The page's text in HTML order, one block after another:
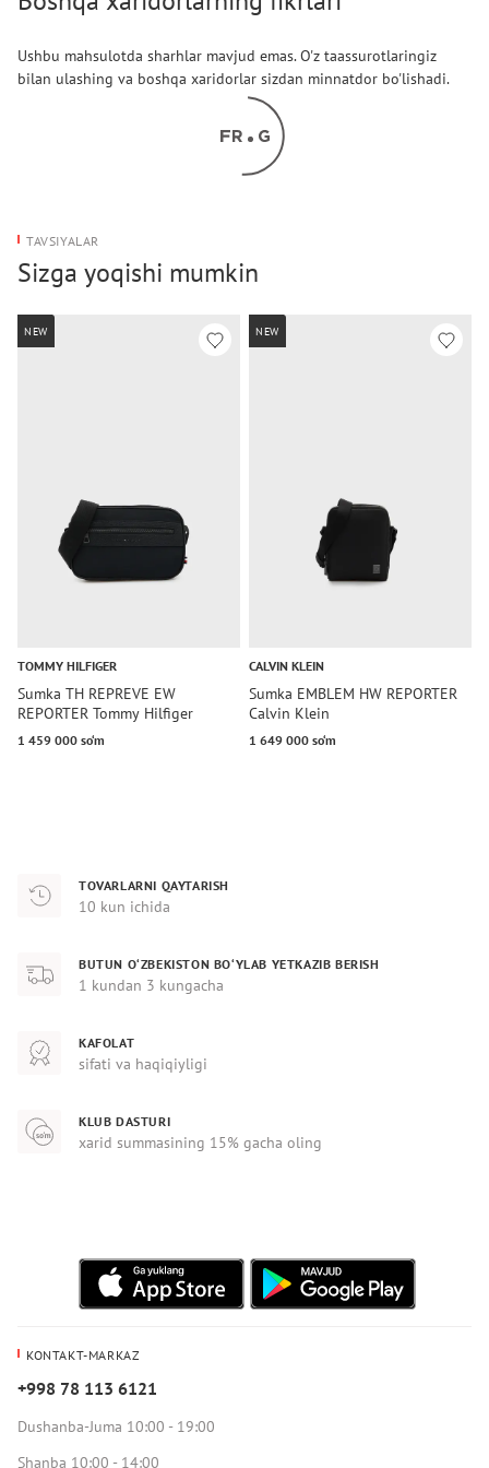
Ushbu mahsulotda sharhlar mavjud emas. O'z taassurotlaringiz
bilan ulashing va boshqa xaridorlar sizdan minnatdor bo'lishadi.
TAVSIYALAR
Sizga yoqishi mumkin
NEW
TOMMY HILFIGER
Sumka TH REPREVE EW
REPORTER Tommy Hilfiger
1 459 000 so‘m
NEW
CALVIN KLEIN
Sumka EMBLEM HW REPORTER
Calvin Klein
1 649 000 so‘m
TOVARLARNI QAYTARISH
10 kun ichida
BUTUN O‘ZBEKISTON BO‘YLAB YETKAZIB BERISH
1 kundan 3 kungacha
KAFOLAT
sifati va haqiqiyligi
KLUB DASTURI
xarid summasining 15% gacha oling
KONTAKT-MARKAZ
+998 78 113 6121
Dushanba-Juma 10:00 - 19:00
Shanba 10:00 - 14:00